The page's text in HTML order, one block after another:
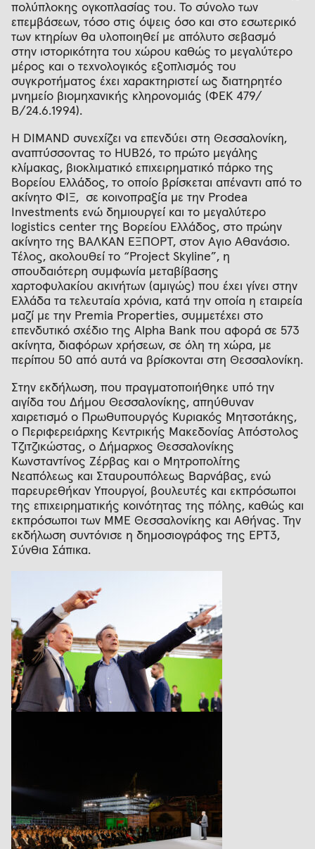
πολύπλοκης ογκοπλασίας του. Το σύνολο των
επεμβάσεων, τόσο στις όψεις όσο και στο εσωτερικό
των κτηρίων θα υλοποιηθεί με απόλυτο σεβασμό
στην ιστορικότητα του χώρου καθώς το μεγαλύτερο
μέρος και ο τεχνολογικός εξοπλισμός του
συγκροτήματος έχει χαρακτηριστεί ως διατηρητέο
μνημείο βιομηχανικής κληρονομιάς (ΦΕΚ 479/
Β/24.6.1994).
Η DIMAND συνεχίζει να επενδύει στη Θεσσαλονίκη,
αναπτύσσοντας το HUB26, το πρώτο μεγάλης
κλίμακας, βιοκλιματικό επιχειρηματικό πάρκο της
Βορείου Ελλάδος, το οποίο βρίσκεται απέναντι από το
ακίνητο ΦΙΞ, σε κοινοπραξία με την Prodea
Investments ενώ δημιουργεί και το μεγαλύτερο
logistics center της Βορείου Ελλάδος, στο πρώην
ακίνητο της ΒΑΛΚΑΝ ΕΞΠΟΡΤ, στον Άγιο Αθανάσιο.
Τέλος, ακολουθεί το “Project Skyline”, η
σπουδαιότερη συμφωνία μεταβίβασης
χαρτοφυλακίου ακινήτων (αμιγώς) που έχει γίνει στην
Ελλάδα τα τελευταία χρόνια, κατά την οποία η εταιρεία
μαζί με την Premia Properties, συμμετέχει στο
επενδυτικό σχέδιο της Alpha Bank που αφορά σε 573
ακίνητα, διαφόρων χρήσεων, σε όλη τη χώρα, με
περίπου 50 από αυτά να βρίσκονται στη Θεσσαλονίκη.
Στην εκδήλωση, που πραγματοποιήθηκε υπό την
αιγίδα του Δήμου Θεσσαλονίκης, απηύθυναν
χαιρετισμό ο Πρωθυπουργός Κυριακός Μητσοτάκης,
ο Περιφερειάρχης Κεντρικής Μακεδονίας Απόστολος
Τζιτζικώστας, ο Δήμαρχος Θεσσαλονίκης
Κωνσταντίνος Ζέρβας και ο Μητροπολίτης
Νεαπόλεως και Σταυρουπόλεως Βαρνάβας, ενώ
παρευρεθήκαν Υπουργοί, βουλευτές και εκπρόσωποι
της επιχειρηματικής κοινότητας της πόλης, καθώς και
εκπρόσωποι των ΜΜΕ Θεσσαλονίκης και Αθήνας. Την
εκδήλωση συντόνισε η δημοσιογράφος της ΕΡΤ3,
Σύνθια Σάπικα.